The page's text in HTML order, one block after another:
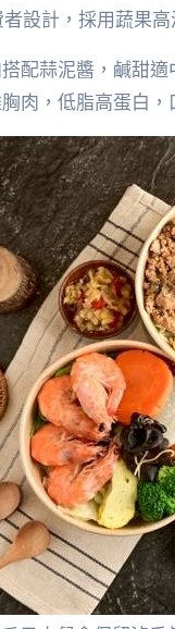
設計，採用蔬果
配蒜泥醬，鹹甜
肉，低脂高蛋白